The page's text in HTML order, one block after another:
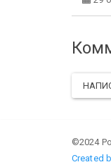
©2024
Created